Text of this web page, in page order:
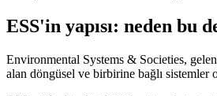
ESS'in yapısı: neden
Environmental Systems & Societies,
alan döngüsel ve birbirine bağlı sistemler